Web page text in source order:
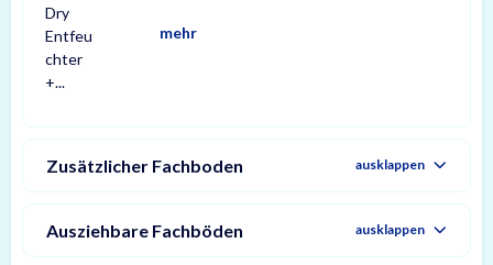
mehr
Zusätzlicher Fachboden ausklappen
Ausziehbare Fachböden ausklappen